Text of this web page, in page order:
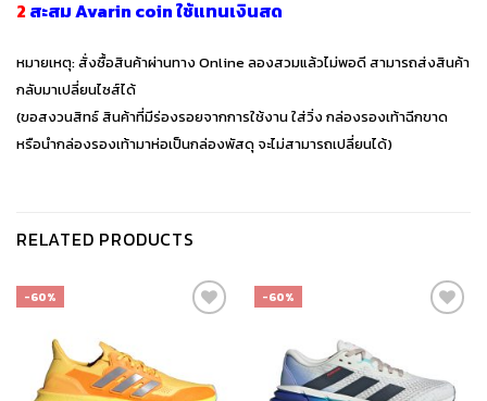
2 สะสม Avarin coin ใช้แทนเงินสด
หมายเหตุ: สั่งซื้อสินค้าผ่านทาง Online ลองสวมแล้วไม่พอดี สามารถส่งสินค้า
กลับมาเปลี่ยนไซส์ได้
(ขอสงวนสิทธ์ สินค้าที่มีร่องรอยจากการใช้งาน ใส่วิ่ง กล่องรองเท้าฉีกขาด
หรือนำกล่องรองเท้ามาห่อเป็นกล่องพัสดุ จะไม่สามารถเปลี่ยนได้)
RELATED PRODUCTS
-60%
ที่ชอบ
-60%
สินค้า
ที่ชอบ